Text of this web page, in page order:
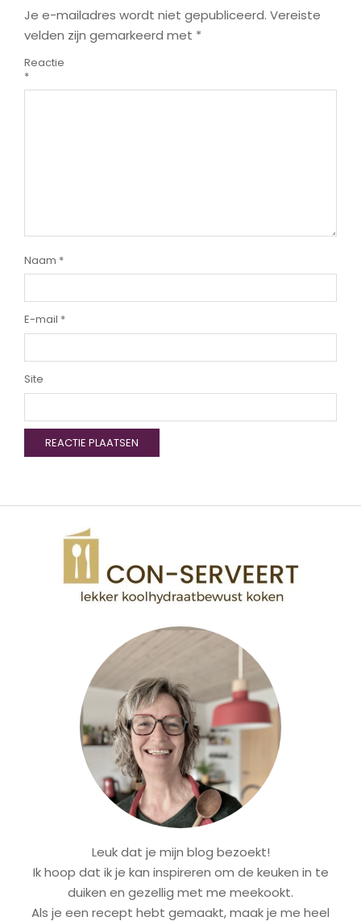
Je e-mailadres wordt niet gepubliceerd. Vereiste
velden zijn gemarkeerd met *
Reactie
*
Naam *
E-mail *
Site
Leuk dat je mijn blog bezoekt!
Ik hoop dat ik je kan inspireren om de keuken in te
duiken en gezellig met me meekookt.
Als je een recept hebt gemaakt, maak je me heel